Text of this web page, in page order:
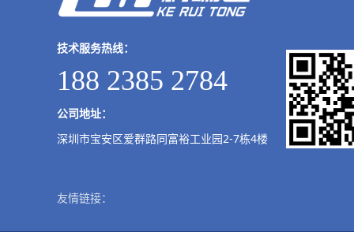
技术服务热线：
188 2385 2784
公司地址：
深圳市宝安区爱群路同富裕工业园2-7栋4楼
友情链接：